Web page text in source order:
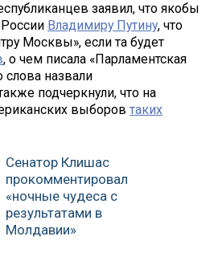
заявил, что якобы
Владимиру Путину, что
Москвы», если та будет
, о чем писала «Парламентская
слова назвали
подчеркнули, что на
выборов таких
Сенатор Клишас
прокомментировал
«ночные чудеса с
результатами в
Молдавии»